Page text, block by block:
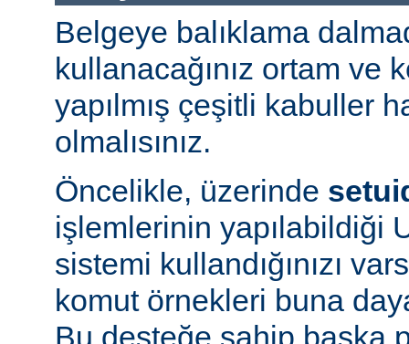
Belgeye balıklama
kullanacağınız ortam ve
yapılmış çeşitli kabuller
olmalısınız.
Öncelikle, üzerinde
işlemlerinin yapılabildiği
sistemi kullandığınızı
komut örnekleri buna
Bu desteğe sahip başka